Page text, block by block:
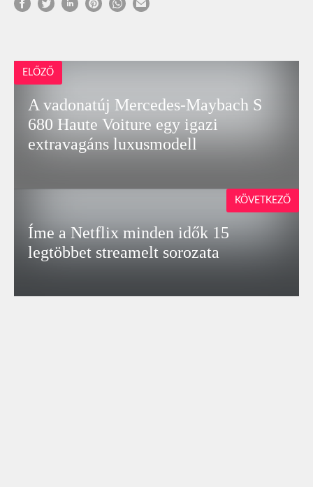
ELŐZŐ
A vadonatúj Mercedes-Maybach S
680 Haute Voiture egy igazi
extravagáns luxusmodell
Íme a Netflix minden idők 15
legtöbbet streamelt sorozata
KÖVETKEZŐ